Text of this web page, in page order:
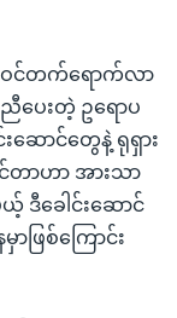
ဝင်တက်ရောက်လာ
ေးတဲ့ ဥရောပ
ဆောင်တွေနဲ့ ရုရှား
တာဟာ အားသာ
ယ့် ဒီခေါင်းဆောင်
ဖြစ်ကြောင်း